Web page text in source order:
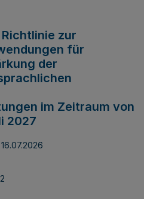
zur
für
der
im Zeitraum von
2027
16.07.2026